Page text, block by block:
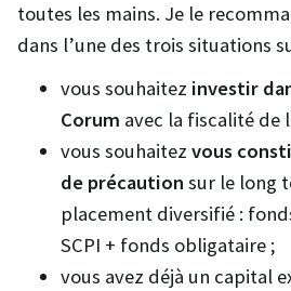
toutes les mains. Je le
dans l’une des trois situations
vous souhaitez investir
Corum avec la fiscalité de
vous souhaitez vous
de précaution sur le long
placement diversifié :
SCPI + fonds obligataire ;
vous avez déjà un capital